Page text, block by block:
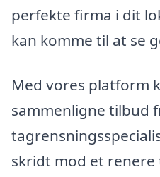
perfekte firma i dit
kan komme til at se
Med vores platform
sammenligne tilbud
skridt mod et renere